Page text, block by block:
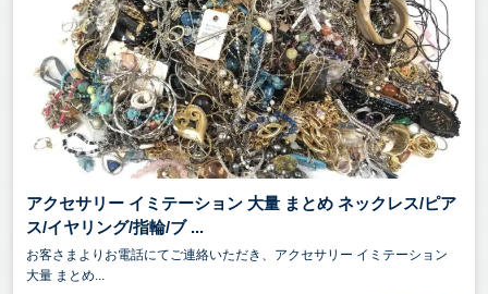
アクセサリー イミテーション 大量 まとめ ネックレス/ピア
ス/イヤリング/指輪/ブ ...
お客さまよりお電話にてご連絡いただき、アクセサリー イミテーション
大量 まとめ...